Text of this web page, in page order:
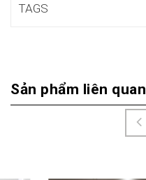
TAGS
Sản phẩm liên quan